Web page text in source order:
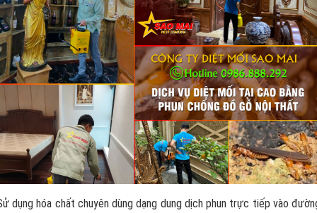
dụng hóa chất chuyên dùng dạng dung dịch phun trực tiếp vào